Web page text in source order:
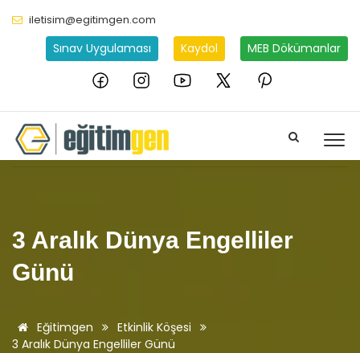
iletisim@egitimgen.com
Sınav Uygulaması Kaydol MEB Dökümanlar
3 Aralık Dünya Engelliler
Günü
Eğitimgen
Etkinlik Köşesi
3 Aralık Dünya Engelliler Günü